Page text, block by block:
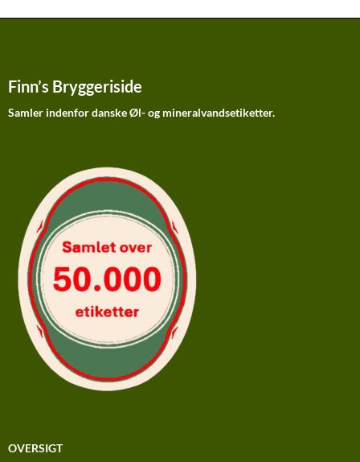
Finn’s Bryggeriside
Samler indenfor danske Øl- og mineralvandsetiketter.
OVERSIGT